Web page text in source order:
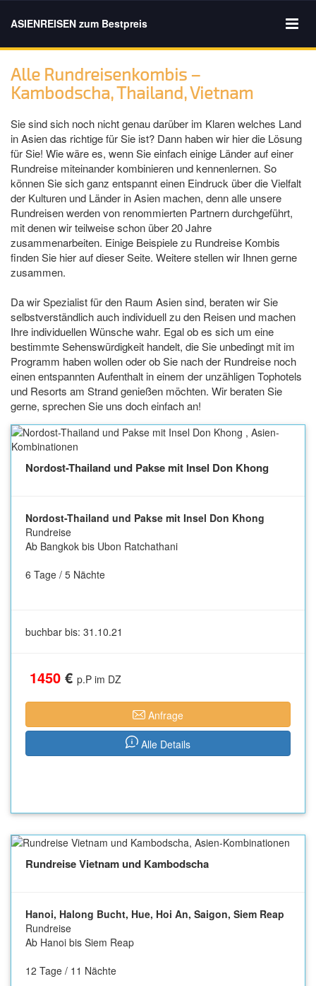
ASIENREISEN zum Bestpreis
Alle Rundreisenkombis –
Kambodscha, Thailand, Vietnam
Sie sind sich noch nicht genau darüber im Klaren welches Land
in Asien das richtige für Sie ist? Dann haben wir hier die Lösung
für Sie! Wie wäre es, wenn Sie einfach einige Länder auf einer
Rundreise miteinander kombinieren und kennenlernen. So
können Sie sich ganz entspannt einen Eindruck über die Vielfalt
der Kulturen und Länder in Asien machen, denn alle unsere
Rundreisen werden von renommierten Partnern durchgeführt,
mit denen wir teilweise schon über 20 Jahre
zusammenarbeiten. Einige Beispiele zu Rundreise Kombis
finden Sie hier auf dieser Seite. Weitere stellen wir Ihnen gerne
zusammen.
Da wir Spezialist für den Raum Asien sind, beraten wir Sie
selbstverständlich auch individuell zu den Reisen und machen
Ihre individuellen Wünsche wahr. Egal ob es sich um eine
bestimmte Sehenswürdigkeit handelt, die Sie unbedingt mit im
Programm haben wollen oder ob Sie nach der Rundreise noch
einen entspannten Aufenthalt in einem der unzähligen Tophotels
und Resorts am Strand genießen möchten. Wir beraten Sie
gerne, sprechen Sie uns doch einfach an!
Nordost-Thailand und Pakse mit Insel Don Khong
Nordost-Thailand und Pakse mit Insel Don Khong
Rundreise
Ab Bangkok bis Ubon Ratchathani
6 Tage / 5 Nächte
buchbar bis: 31.10.21
1450 € p.P im DZ
Anfrage
Alle Details
Rundreise Vietnam und Kambodscha
Hanoi, Halong Bucht, Hue, Hoi An, Saigon, Siem Reap
Rundreise
Ab Hanoi bis Siem Reap
12 Tage / 11 Nächte